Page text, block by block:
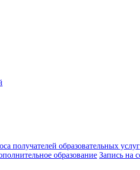
получателей образовательных услуг
образование Запись на